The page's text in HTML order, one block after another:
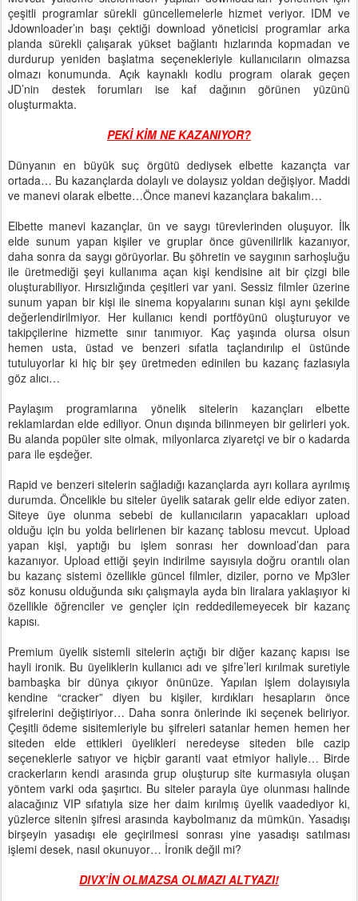
çeşitli programlar sürekli güncellemelerle hizmet veriyor. IDM ve
Jdownloader’ın başı çektiği download yöneticisi programlar arka
planda sürekli çalışarak yükset bağlantı hızlarında kopmadan ve
durdurup yeniden başlatma seçenekleriyle kullanıcıların olmazsa
olmazı konumunda. Açık kaynaklı kodlu program olarak geçen
JD’nin destek forumları ise kaf dağının görünen yüzünü
oluşturmakta.
PEKİ KİM NE KAZANIYOR?
Dünyanın en büyük suç örgütü dediysek elbette kazançta var
ortada… Bu kazançlarda dolaylı ve dolaysız yoldan değişiyor. Maddi
ve manevi olarak elbette…Önce manevi kazançlara bakalım…
Elbette manevi kazançlar, ün ve saygı türevlerinden oluşuyor. İlk
elde sunum yapan kişiler ve gruplar önce güvenilirlik kazanıyor,
daha sonra da saygı görüyorlar. Bu şöhretin ve saygının sarhoşluğu
ile üretmediği şeyi kullanıma açan kişi kendisine ait bir çizgi bile
oluşturabiliyor. Hırsızlığında çeşitleri var yani. Sessiz filmler üzerine
sunum yapan bir kişi ile sinema kopyalarını sunan kişi aynı şekilde
değerlendirilmiyor. Her kullanıcı kendi portföyünü oluşturuyor ve
takipçilerine hizmette sınır tanımıyor. Kaç yaşında olursa olsun
hemen usta, üstad ve benzeri sıfatla taçlandırılıp el üstünde
tutuluyorlar ki hiç bir şey üretmeden edinilen bu kazanç fazlasıyla
göz alıcı…
Paylaşım programlarına yönelik sitelerin kazançları elbette
reklamlardan elde ediliyor. Onun dışında bilinmeyen bir gelirleri yok.
Bu alanda popüler site olmak, milyonlarca ziyaretçi ve bir o kadarda
para ile eşdeğer.
Rapid ve benzeri sitelerin sağladığı kazançlarda ayrı kollara ayrılmış
durumda. Öncelikle bu siteler üyelik satarak gelir elde ediyor zaten.
Siteye üye olunma sebebi de kullanıcıların yapacakları upload
olduğu için bu yolda belirlenen bir kazanç tablosu mevcut. Upload
yapan kişi, yaptığı bu işlem sonrası her download’dan para
kazanıyor. Upload ettiği şeyin indirilme sayısıyla doğru orantılı olan
bu kazanç sistemi özellikle güncel filmler, diziler, porno ve Mp3ler
söz konusu olduğunda sıkı çalışmayla ayda bin liralara yaklaşıyor ki
özellikle öğrenciler ve gençler için reddedilemeyecek bir kazanç
kapısı.
Premium üyelik sistemli sitelerin açtığı bir diğer kazanç kapısı ise
hayli ironik. Bu üyeliklerin kullanıcı adı ve şifre’leri kırılmak suretiyle
bambaşka bir dünya çıkıyor önünüze. Yapılan işlem dolayısıyla
kendine “cracker” diyen bu kişiler, kırdıkları hesapların önce
şifrelerini değiştiriyor… Daha sonra önlerinde iki seçenek beliriyor.
Çeşitli ödeme sisitemleriyle bu şifreleri satanlar hemen hemen her
siteden elde ettikleri üyelikleri neredeyse siteden bile cazip
seçeneklerle satıyor ve hiçbir garanti vaat etmiyor haliyle… Birde
crackerların kendi arasında grup oluşturup site kurmasıyla oluşan
yöntem varki oda şaşırtıcı. Bu siteler parayla üye olunması halinde
alacağınız VIP sıfatıyla size her daim kırılmış üyelik vaadediyor ki,
yüzlerce sitenin şifresi arasında kaybolmanız da mümkün. Yasadışı
birşeyin yasadışı ele geçirilmesi sonrası yine yasadışı satılması
işlemi desek, nasıl okunuyor… İronik değil mi?
DIVX’İN OLMAZSA OLMAZI ALTYAZI!